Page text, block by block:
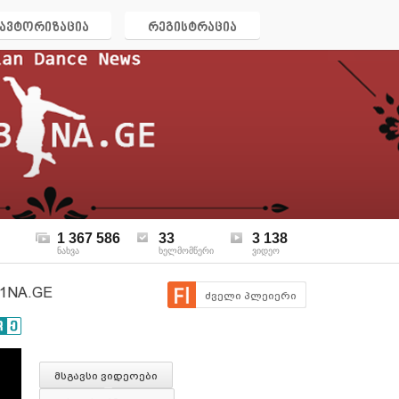
ავტორიზაცია რეგისტრაცია
1 367 586
ნახვა
33
ხელმომწერი
3 138
ვიდეო
ძველი პლეიერი
მსგავსი ვიდეოები